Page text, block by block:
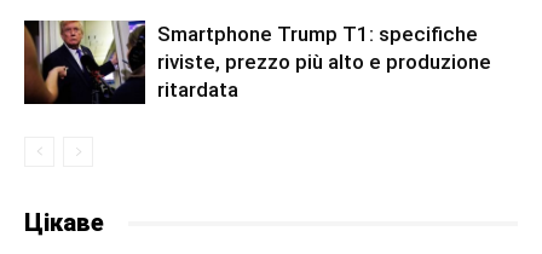
Smartphone Trump T1: specifiche
riviste, prezzo più alto e produzione
ritardata
Цікаве